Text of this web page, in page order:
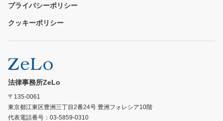
プライバシーポリシー
クッキーポリシー
法律事務所ZeLo
〒135-0061
東京都江東区豊洲三丁目2番24号 豊洲フォレシア10階
代表電話番号：03-5859-0310